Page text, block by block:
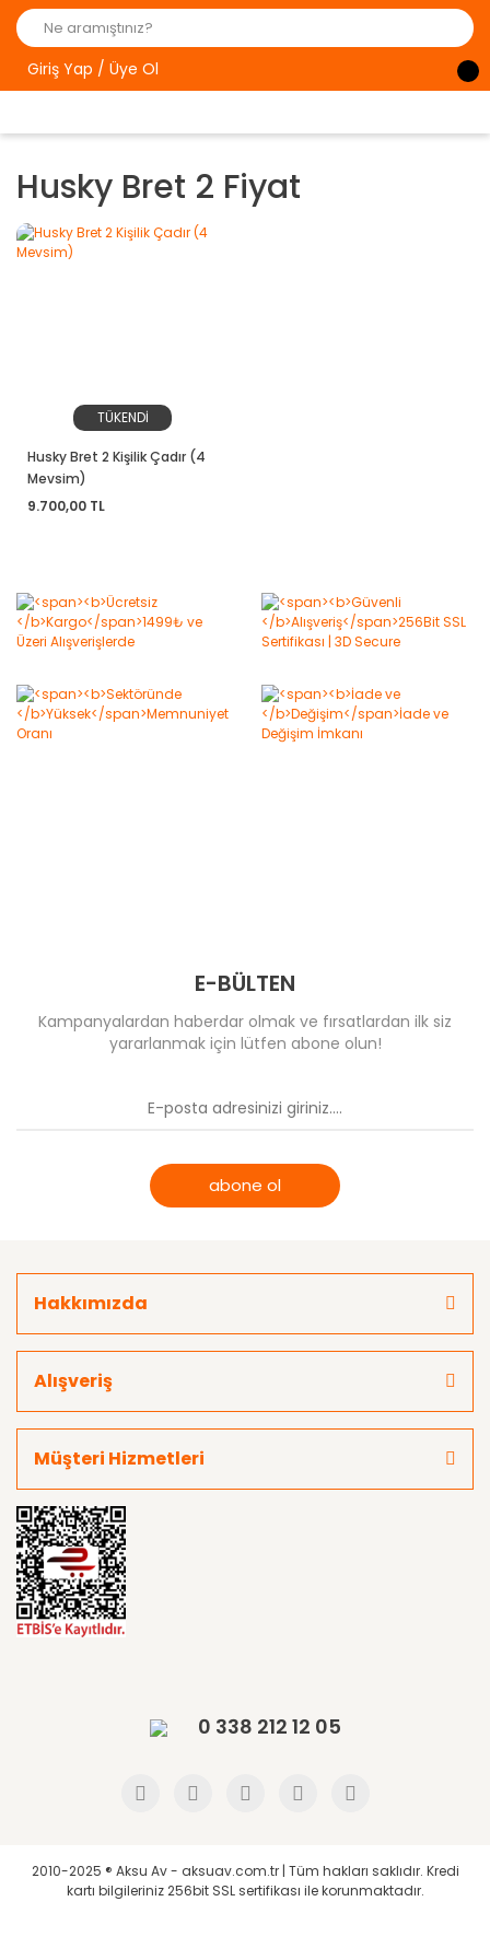
Giriş Yap / Üye Ol
Husky Bret 2 Fiyat
TÜKENDİ
Husky Bret 2 Kişilik Çadır (4
Mevsim)
9.700,00 TL
E-BÜLTEN
Kampanyalardan haberdar olmak ve fırsatlardan ilk siz
yararlanmak için lütfen abone olun!
abone ol
Hakkımızda
Alışveriş
Müşteri Hizmetleri
0 338 212 12 05
2010-2025 ® Aksu Av - aksuav.com.tr | Tüm hakları saklıdır. Kredi
kartı bilgileriniz 256bit SSL sertifikası ile korunmaktadır.